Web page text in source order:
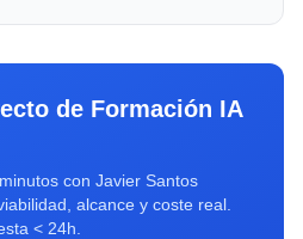
de Formación IA
con Javier Santos
alcance y coste real.
< 24h.